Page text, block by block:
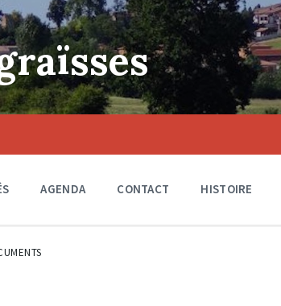
AGENDA CONTACT HISTOIRE